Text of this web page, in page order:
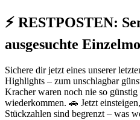
⚡ RESTPOSTEN:
ausgesuchte
Sichere dir jetzt eines unserer
Highlights – zum unschlagbar
Kracher waren noch nie so
wiederkommen. 🚗 Jetzt
Stückzahlen sind begrenzt – was